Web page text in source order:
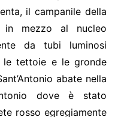
il campanile della
in mezzo al nucleo
da tubi luminosi
tettoie e le gronde
abate nella
dove è stato
rosso egregiamente